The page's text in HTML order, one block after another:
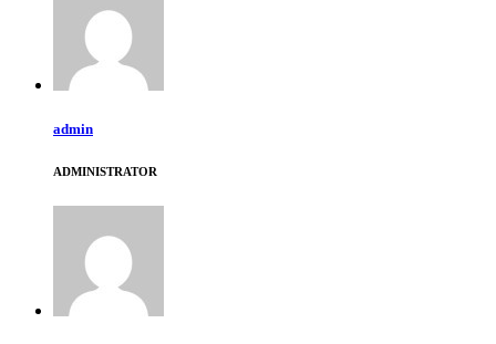
admin
ADMINISTRATOR